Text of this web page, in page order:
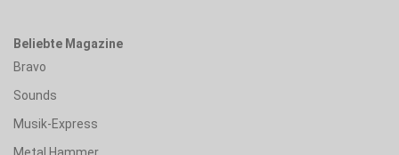
Beliebte Magazine
Bravo
Sounds
Musik-Express
Metal Hammer